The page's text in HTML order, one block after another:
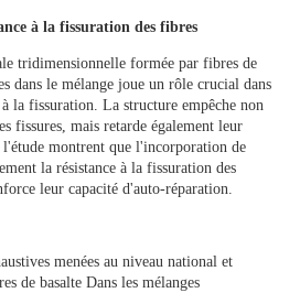
à la fissuration des fibres
tridimensionnelle formée par fibres de
dans le mélange joue un rôle crucial dans
à la fissuration. La structure empêche non
fissures, mais retarde également leur
montrent que l'incorporation de
la résistance à la fissuration des
leur capacité d'auto-réparation.
menées au niveau national et
de basalteDans les mélanges